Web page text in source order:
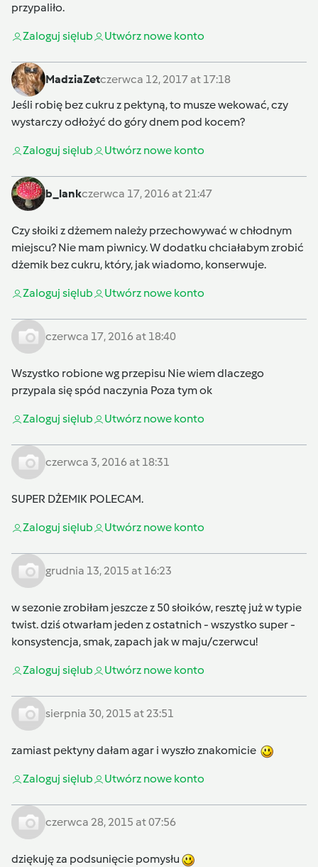
przypaliło.
Zaloguj sięlub Utwórz nowe konto
MadziaZetczerwca 12, 2017 at 17:18
Jeśli robię bez cukru z pektyną, to musze wekować, czy
wystarczy odłożyć do góry dnem pod kocem?
Zaloguj sięlub Utwórz nowe konto
b_lankczerwca 17, 2016 at 21:47
Czy słoiki z dżemem należy przechowywać w chłodnym
miejscu? Nie mam piwnicy. W dodatku chciałabym zrobić
dżemik bez cukru, który, jak wiadomo, konserwuje.
Zaloguj sięlub Utwórz nowe konto
czerwca 17, 2016 at 18:40
Wszystko robione wg przepisu Nie wiem dlaczego
przypala się spód naczynia Poza tym ok
Zaloguj sięlub Utwórz nowe konto
czerwca 3, 2016 at 18:31
SUPER DŻEMIK POLECAM.
Zaloguj sięlub Utwórz nowe konto
grudnia 13, 2015 at 16:23
w sezonie zrobiłam jeszcze z 50 słoików, resztę już w typie
twist. dziś otwarłam jeden z ostatnich - wszystko super -
konsystencja, smak, zapach jak w maju/czerwcu!
Zaloguj sięlub Utwórz nowe konto
sierpnia 30, 2015 at 23:51
zamiast pektyny dałam agar i wyszło znakomicie
Zaloguj sięlub Utwórz nowe konto
czerwca 28, 2015 at 07:56
dziękuję za podsunięcie pomysłu